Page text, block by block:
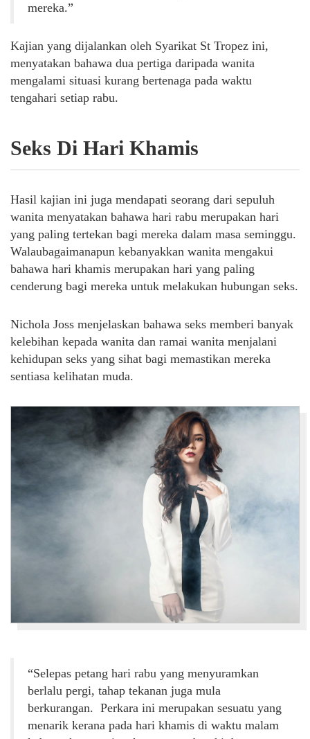
mereka.”
Kajian yang dijalankan oleh Syarikat St Tropez ini,
menyatakan bahawa dua pertiga daripada wanita
mengalami situasi kurang bertenaga pada waktu
tengahari setiap rabu.
Seks Di Hari Khamis
Hasil kajian ini juga mendapati seorang dari sepuluh
wanita menyatakan bahawa hari rabu merupakan hari
yang paling tertekan bagi mereka dalam masa seminggu.
Walaubagaimanapun kebanyakkan wanita mengakui
bahawa hari khamis merupakan hari yang paling
cenderung bagi mereka untuk melakukan hubungan seks.
Nichola Joss menjelaskan bahawa seks memberi banyak
kelebihan kepada wanita dan ramai wanita menjalani
kehidupan seks yang sihat bagi memastikan mereka
sentiasa kelihatan muda.
“Selepas petang hari rabu yang menyuramkan
berlalu pergi, tahap tekanan juga mula
berkurangan. Perkara ini merupakan sesuatu yang
menarik kerana pada hari khamis di waktu malam